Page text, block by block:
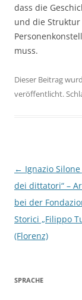
dass die
und die
muss.
Dieser Beitrag
veröffentlicht.
← Ignazio Silone
dei dittatori“ –
bei der
Storici „Filippo
(Florenz)
SPRACHE